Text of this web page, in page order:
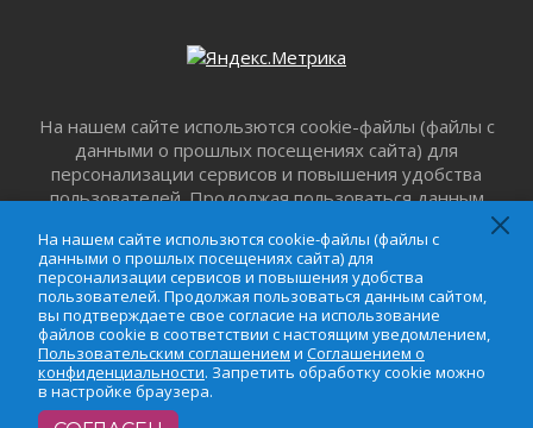
Ленинградской области
29 июля 2026
Семья из Кингисеппского района вошла в
число лучших на конкурсе «Семья года»
29 июля 2026
Стихийную свалку строительного мусора
убрали в Ивангороде
29 июля 2026
Ленобласть представила проект прогноза
социально-экономического развития региона
на 2027-2029 годы
29 июля 2026
На нашем сайте использются cookie-файлы (файлы с
данными о прошлых посещениях сайта) для
персонализации сервисов и повышения удобства
пользователей. Продолжая пользоваться данным
использование файлов cookie в соответствии с
настоящим уведомлением,Пользовательским
соглашениемиСоглашением о
конфиденциальности. Запретить обработку cookie
можно в настройке браузера.
На нашем сайте использются cookie-файлы (файлы с
данными о прошлых посещениях сайта) для
персонализации сервисов и повышения удобства
пользователей. Продолжая пользоваться данным сайтом,
вы подтверждаете свое согласие на использование
файлов cookie в соответствии с настоящим уведомлением,
Пользовательским соглашением и Соглашением о
конфиденциальности. Запретить обработку cookie можно
в настройке браузера.